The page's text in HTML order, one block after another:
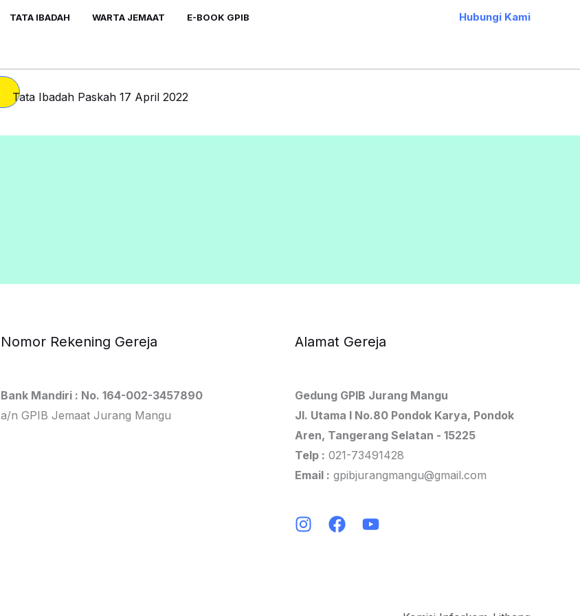
TATA IBADAH WARTA JEMAAT E-BOOK GPIB Hubungi Kami
Tata Ibadah Paskah 17 April 2022
Nomor Rekening Gereja
Bank Mandiri : No. 164-002-3457890
a/n GPIB Jemaat Jurang Mangu
Alamat Gereja
Gedung GPIB Jurang Mangu
Jl. Utama I No.80 Pondok Karya, Pondok
Aren, Tangerang Selatan - 15225
Telp : 021-73491428
Email : gpibjurangmangu@gmail.com